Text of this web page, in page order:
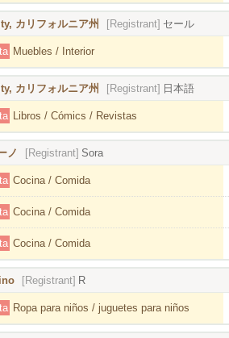
カリフォルニア州 [Registrant] セール
Muebles / Interior
カリフォルニア州 [Registrant] 日本語
Libros / Cómics / Revistas
ノ [Registrant] Sora
Cocina / Comida
Cocina / Comida
Cocina / Comida
[Registrant] R
Ropa para niños / juguetes para niños